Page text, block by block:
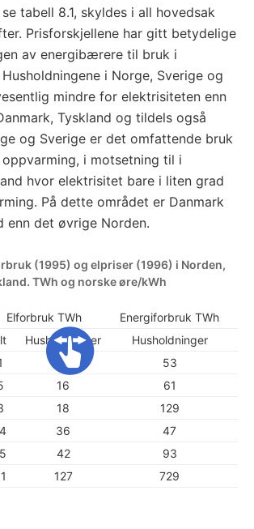
tabell 8.1, skyldes i all hovedsak
Prisforskjellene har gitt betydelige
av energibærere til bruk i
i Norge, Sverige og
mindre for elektrisiteten enn
Tyskland og tildels også
og Sverige er det omfattende bruk
i motsetning til i
hvor elektrisitet bare i liten grad
På dette området er Danmark
enn det øvrige Norden.
(1995) og elpriser (1996) i Norden,
TWh og norske øre/kWh
Elforbruk TWh
Energiforbruk TWh
Husholdninger Husholdninger
11 53
16 61
18 129
36 47
42 93
127 729